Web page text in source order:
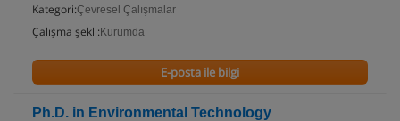
Kategori:Çevresel Çalışmalar
Çalışma şekli: Kurumda
E-posta ile bilgi
Ph.D. in Environmental Technology